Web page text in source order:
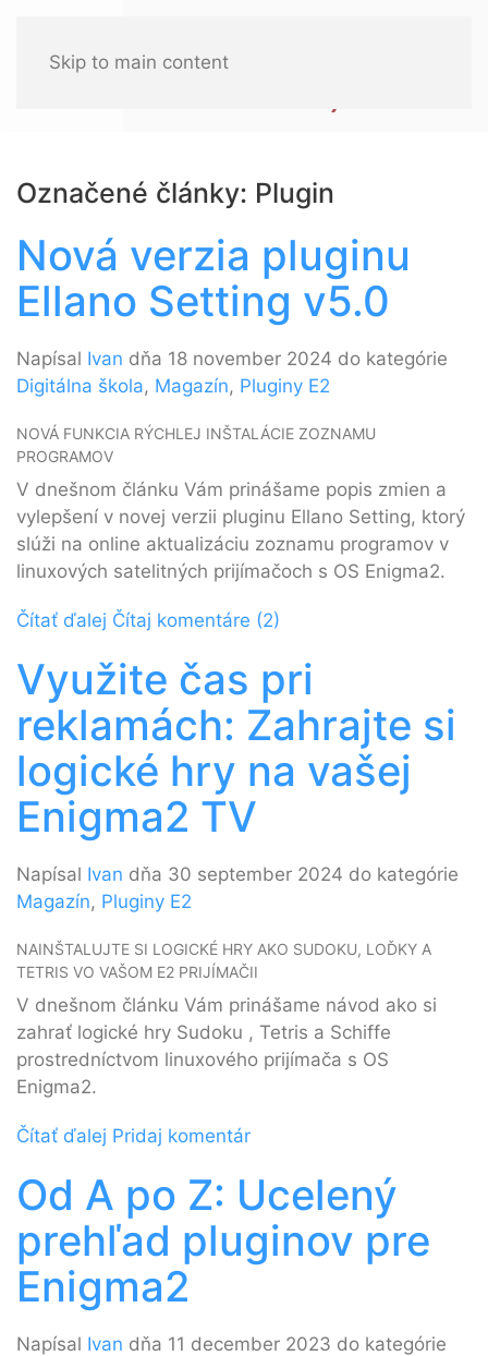
Skip to main content
Označené články: Plugin
Nová verzia pluginu
Ellano Setting v5.0
Napísal Ivan dňa 18 november 2024 do kategórie
Digitálna škola, Magazín, Pluginy E2
NOVÁ FUNKCIA RÝCHLEJ INŠTALÁCIE ZOZNAMU
PROGRAMOV
V dnešnom článku Vám prinášame popis zmien a
vylepšení v novej verzii pluginu Ellano Setting, ktorý
slúži na online aktualizáciu zoznamu programov v
linuxových satelitných prijímačoch s OS Enigma2.
Čítať ďalej Čítaj komentáre (2)
Využite čas pri
reklamách: Zahrajte si
logické hry na vašej
Enigma2 TV
Napísal Ivan dňa 30 september 2024 do kategórie
Magazín, Pluginy E2
NAINŠTALUJTE SI LOGICKÉ HRY AKO SUDOKU, LOĎKY A
TETRIS VO VAŠOM E2 PRIJÍMAČII
V dnešnom článku Vám prinášame návod ako si
zahrať logické hry Sudoku , Tetris a Schiffe
prostredníctvom linuxového prijímača s OS
Enigma2.
Čítať ďalej Pridaj komentár
Od A po Z: Ucelený
prehľad pluginov pre
Enigma2
Napísal Ivan dňa 11 december 2023 do kategórie